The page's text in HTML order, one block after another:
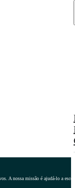
A nossa missão é ajudá-lo a